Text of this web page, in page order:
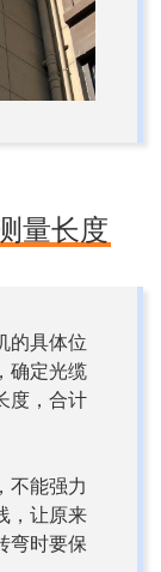
量长度
的具体位
确定光缆
度，合计
不能强力
，让原来
弯时要保